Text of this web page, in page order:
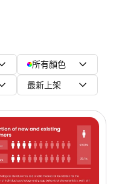
所有顏色
最新上架